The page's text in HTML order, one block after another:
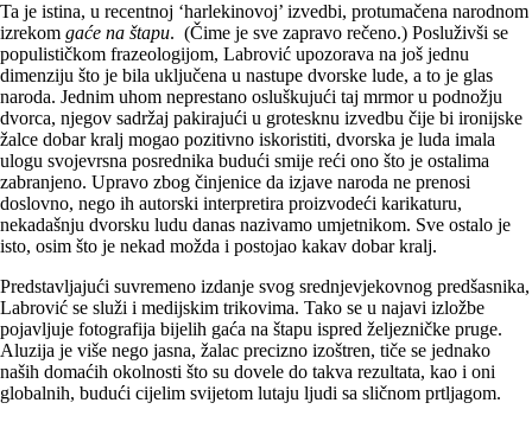
Ta je istina, u recentnoj ‘harlekinovoj’ izvedbi, protumačena narodnom
izrekom gaće na štapu. (Čime je sve zapravo rečeno.) Posluživši se
populističkom frazeologijom, Labrović upozorava na još jednu
dimenziju što je bila uključena u nastupe dvorske lude, a to je glas
naroda. Jednim uhom neprestano osluškujući taj mrmor u podnožju
dvorca, njegov sadržaj pakirajući u grotesknu izvedbu čije bi ironijske
žalce dobar kralj mogao pozitivno iskoristiti, dvorska je luda imala
ulogu svojevrsna posrednika budući smije reći ono što je ostalima
zabranjeno. Upravo zbog činjenice da izjave naroda ne prenosi
doslovno, nego ih autorski interpretira proizvodeći karikaturu,
nekadašnju dvorsku ludu danas nazivamo umjetnikom. Sve ostalo je
isto, osim što je nekad možda i postojao kakav dobar kralj.
Predstavljajući suvremeno izdanje svog srednjevjekovnog predšasnika,
Labrović se služi i medijskim trikovima. Tako se u najavi izložbe
pojavljuje fotografija bijelih gaća na štapu ispred željezničke pruge.
Aluzija je više nego jasna, žalac precizno izoštren, tiče se jednako
naših domaćih okolnosti što su dovele do takva rezultata, kao i oni
globalnih, budući cijelim svijetom lutaju ljudi sa sličnom prtljagom.